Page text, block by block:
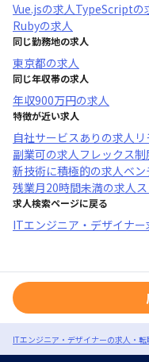
Vue.jsの求人TypeScriptの
Rubyの求人
同じ勤務地の求人
東京都の求人
同じ年収帯の求人
年収900万円の求人
特徴が近い求人
自社サービスあり の求人
副業可の求人フレックス制
新技術に積極的の求人ベ
残業月20時間未満の求人
求人検索ページに戻る
ITエンジニア・デザイナー
ITエンジニア・デザイナーの求人・転